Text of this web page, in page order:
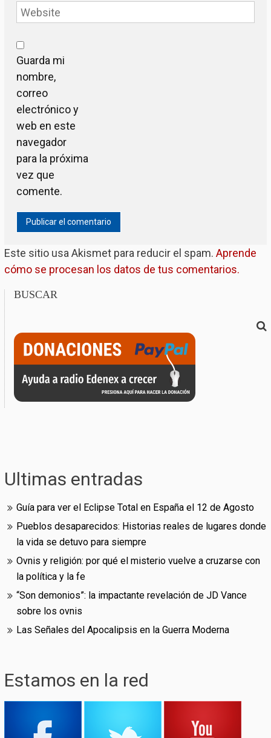
Guarda mi
nombre,
correo
electrónico y
web en este
navegador
para la próxima
vez que
comente.
Este sitio usa Akismet para reducir el spam. Aprende
cómo se procesan los datos de tus comentarios.
BUSCAR
Ultimas entradas
Guía para ver el Eclipse Total en España el 12 de Agosto
Pueblos desaparecidos: Historias reales de lugares donde
la vida se detuvo para siempre
Ovnis y religión: por qué el misterio vuelve a cruzarse con
la política y la fe
“Son demonios”: la impactante revelación de JD Vance
sobre los ovnis
Las Señales del Apocalipsis en la Guerra Moderna
Estamos en la red